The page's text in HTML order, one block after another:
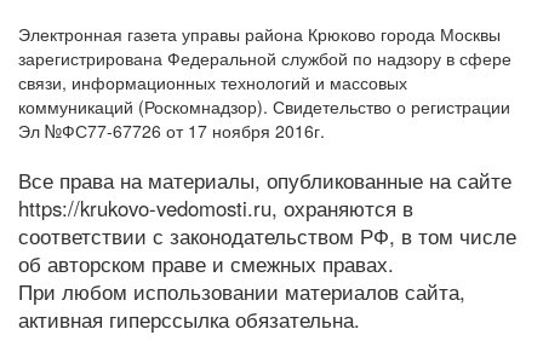
Электронная газета управы района Крюково города Москвы
зарегистрирована Федеральной службой по надзору в сфере
связи, информационных технологий и массовых
коммуникаций (Роскомнадзор). Свидетельство о регистрации
Эл №ФС77-67726 от 17 ноября 2016г.
Все права на материалы, опубликованные на сайте
https://krukovo-vedomosti.ru, охраняются в
соответствии с законодательством РФ, в том числе
об авторском праве и смежных правах.
При любом использовании материалов сайта,
активная гиперссылка обязательна.